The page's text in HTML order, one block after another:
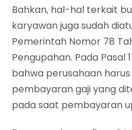
Bahkan, hal-hal terkait
karyawan juga sudah
Pemerintah Nomor 78
Pengupahan. Pada
bahwa perusahaan
pembayaran gaji yang
pada saat pembayaran